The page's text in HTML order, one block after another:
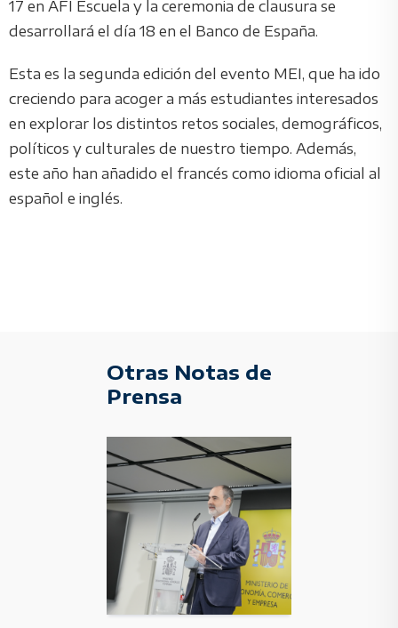
17 en AFI Escuela y la ceremonia de clausura se
desarrollará el día 18 en el Banco de España.
Esta es la segunda edición del evento MEI, que ha ido
creciendo para acoger a más estudiantes interesados
en explorar los distintos retos sociales, demográficos,
políticos y culturales de nuestro tiempo. Además,
este año han añadido el francés como idioma oficial al
español e inglés.
Otras Notas de
Prensa